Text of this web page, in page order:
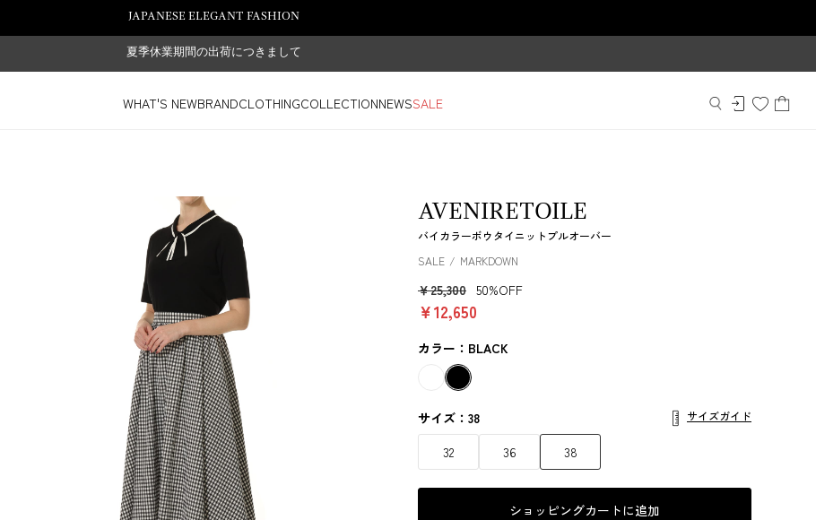
JAPANESE ELEGANT FASHION
夏季休業期間の出荷につきまして
WHAT'S NEWBRANDCLOTHINGCOLLECTIONNEWSSALE
AVENIRETOILE
バイカラーボウタイニットプルオーバー
SALE
MARKDOWN
￥25,300 50%OFF
￥12,650
カラー：BLACK
サイズ：38 サイズガイド
32 36 38
ショッピングカートに追加